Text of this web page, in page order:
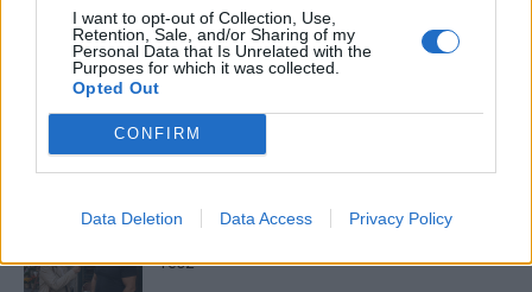
I want to opt-out of Collection, Use,
Retention, Sale, and/or Sharing of my
Personal Data that Is Unrelated with the
Purposes for which it was collected.
Opted Out
CONFIRM
Data Deletion Data Access Privacy Policy
Egy ház, amely a tengerre és a fényre
nyílik – Villa...
A családok, akik soha nem hagyták abba
várakozást – Ha egy...
rész